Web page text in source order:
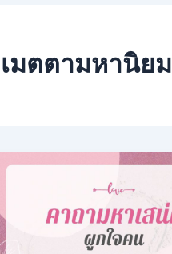
เมตตามหานิยม